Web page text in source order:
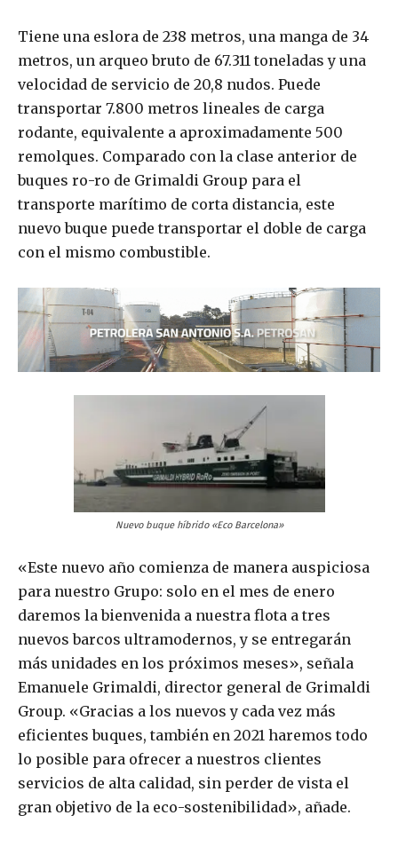
Tiene una eslora de 238 metros, una manga de 34
metros, un arqueo bruto de 67.311 toneladas y una
velocidad de servicio de 20,8 nudos. Puede
transportar 7.800 metros lineales de carga
rodante, equivalente a aproximadamente 500
remolques. Comparado con la clase anterior de
buques ro-ro de Grimaldi Group para el
transporte marítimo de corta distancia, este
nuevo buque puede transportar el doble de carga
con el mismo combustible.
Nuevo buque híbrido «Eco Barcelona»
«Este nuevo año comienza de manera auspiciosa
para nuestro Grupo: solo en el mes de enero
daremos la bienvenida a nuestra flota a tres
nuevos barcos ultramodernos, y se entregarán
más unidades en los próximos meses», señala
Emanuele Grimaldi, director general de Grimaldi
Group. «Gracias a los nuevos y cada vez más
eficientes buques, también en 2021 haremos todo
lo posible para ofrecer a nuestros clientes
servicios de alta calidad, sin perder de vista el
gran objetivo de la eco-sostenibilidad», añade.